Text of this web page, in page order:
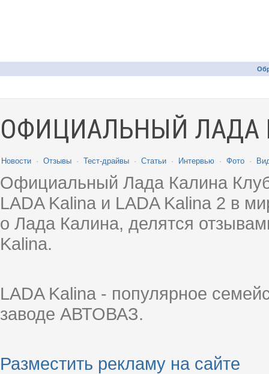
ОФИЦИАЛЬНЫЙ ЛАДА
Новости · Отзывы · Тест-драйвы · Статьи · Интервью · Фото ·
Официальный Лада Калина
LADA Kalina и LADA Kalina 2 в
о Лада Калина, делятся
Kalina.
LADA Kalina - популярное
заводе АВТОВАЗ.
Разместить рекламу на сайте